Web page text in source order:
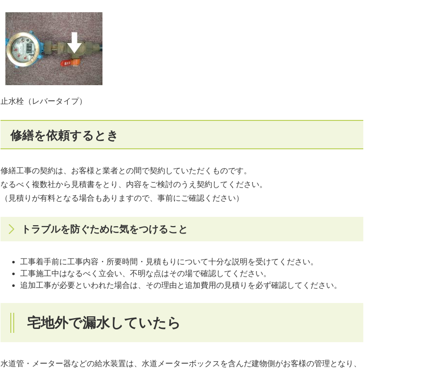
​​止水栓（レバータイプ）
修繕を依頼するとき
修繕工事の契約は、お客様と業者との間で契約していただくものです。
なるべく複数社から見積書をとり、内容をご検討のうえ契約してください。
（見積りが有料となる場合もありますので、事前にご確認ください）
トラブルを防ぐために気をつけること
工事着手前に工事内容・所要時間・見積もりについて十分な説明を受けてください。
工事施工中はなるべく立会い、不明な点はその場で確認してください。
追加工事が必要といわれた場合は、その理由と追加費用の見積りを必ず確認してください。
宅地外で漏水していたら
水道管・メーター器などの給水装置は、水道メーターボックスを含んだ建物側がお客様の管理となり、